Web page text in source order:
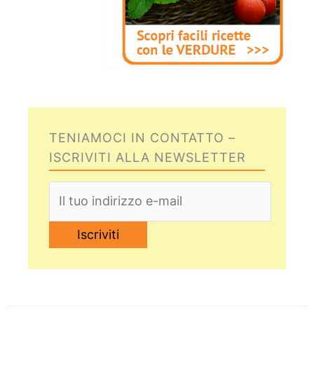
TENIAMOCI IN CONTATTO –
ISCRIVITI ALLA NEWSLETTER